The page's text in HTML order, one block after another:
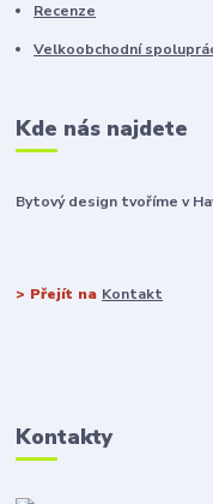
Recenze
Velkoobchodní
Kde nás najdete
Bytový design tvoříme v
> Přejít na Kontakt
Kontakty